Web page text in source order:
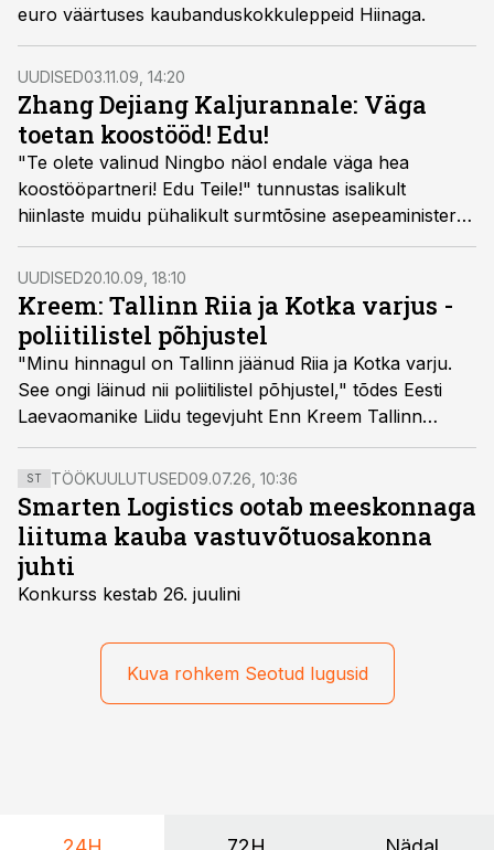
euro väärtuses kaubanduskokkuleppeid Hiinaga.
UUDISED03.11.09, 14:20
Zhang Dejiang Kaljurannale: Väga
toetan koostööd! Edu!
"Te olete valinud Ningbo näol endale väga hea
koostööpartneri! Edu Teile!" tunnustas isalikult
hiinlaste muidu pühalikult surmtõsine asepeaminister
Zhang Dejiang eestlasi.
UUDISED20.10.09, 18:10
Kreem: Tallinn Riia ja Kotka varjus -
poliitilistel põhjustel
"Minu hinnagul on Tallinn jäänud Riia ja Kotka varju.
See ongi läinud nii poliitilistel põhjustel," tõdes Eesti
Laevaomanike Liidu tegevjuht Enn Kreem Tallinn
Sadama kohta.
ST TÖÖKUULUTUSED09.07.26, 10:36
Smarten Logistics ootab meeskonnaga
liituma kauba vastuvõtuosakonna
juhti
Konkurss kestab 26. juulini
Kuva rohkem Seotud lugusid